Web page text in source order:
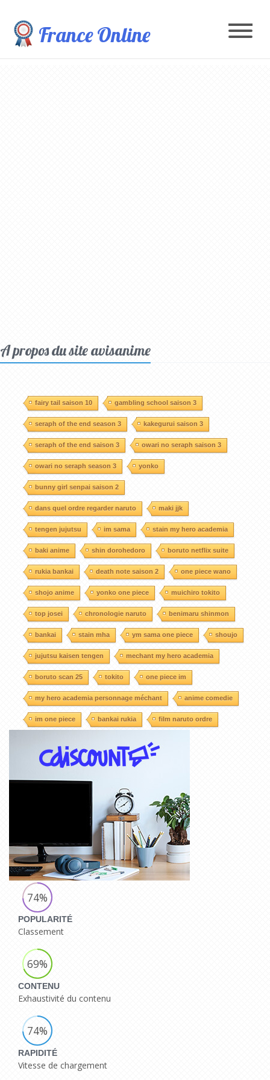
France Online
A propos du site avisanime
fairy tail saison 10 gambling school saison 3
seraph of the end season 3 kakegurui saison 3
seraph of the end saison 3 owari no seraph saison 3
owari no seraph season 3 yonko
bunny girl senpai saison 2
dans quel ordre regarder naruto maki jjk
tengen jujutsu im sama stain my hero academia
baki anime shin dorohedoro boruto netflix suite
rukia bankai death note saison 2 one piece wano
shojo anime yonko one piece muichiro tokito
top josei chronologie naruto benimaru shinmon
bankai stain mha ym sama one piece shoujo
jujutsu kaisen tengen mechant my hero academia
boruto scan 25 tokito one piece im
my hero academia personnage méchant anime comedie
im one piece bankai rukia film naruto ordre
74%
POPULARITÉ
Classement
69%
CONTENU
Exhaustivité du contenu
74%
RAPIDITÉ
Vitesse de chargement